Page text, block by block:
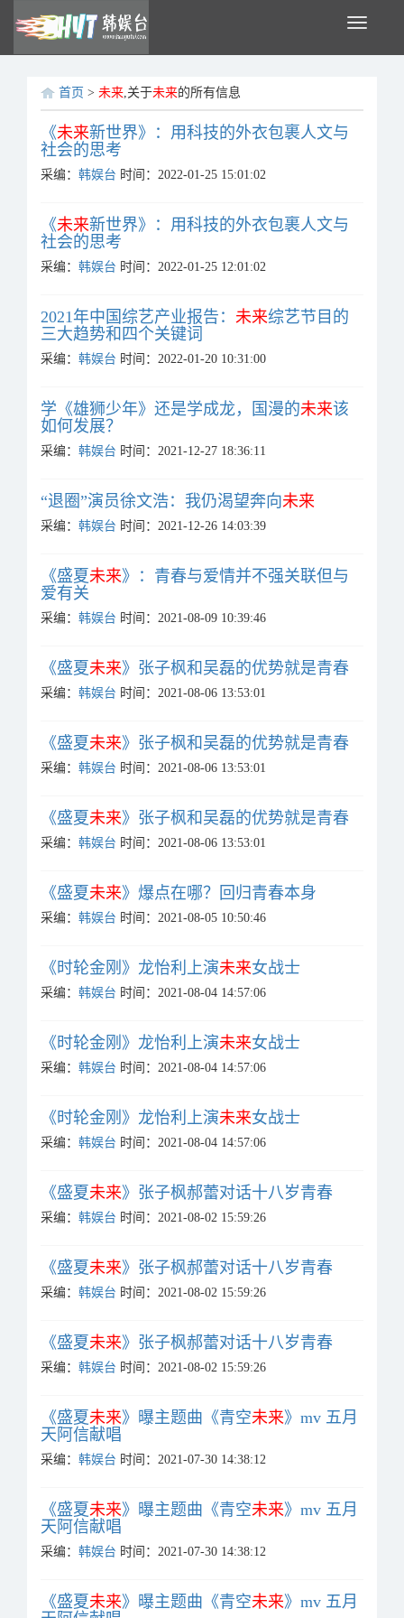
Toggle
首页 > 未来,关于未来的所有信息
《未来新世界》：用科技的外衣包裹人文与
社会的思考
采编： 韩娱台 时间：2022-01-25 15:01:02
《未来新世界》：用科技的外衣包裹人文与
社会的思考
采编： 韩娱台 时间：2022-01-25 12:01:02
2021年中国综艺产业报告： 未来综艺节目的
三大趋势和四个关键词
采编： 韩娱台 时间：2022-01-20 10:31:00
学《雄狮少年》还是学成龙，国漫的未来该
如何发展？
采编： 韩娱台 时间：2021-12-27 18:36:11
“退圈”演员徐文浩：我仍渴望奔向未来
采编： 韩娱台 时间：2021-12-26 14:03:39
《盛夏未来》：青春与爱情并不强关联但与
爱有关
采编： 韩娱台 时间：2021-08-09 10:39:46
《盛夏未来》张子枫和吴磊的优势就是青春
采编： 韩娱台 时间：2021-08-06 13:53:01
《盛夏未来》张子枫和吴磊的优势就是青春
采编： 韩娱台 时间：2021-08-06 13:53:01
《盛夏未来》张子枫和吴磊的优势就是青春
采编： 韩娱台 时间：2021-08-06 13:53:01
《盛夏未来》爆点在哪？回归青春本身
采编： 韩娱台 时间：2021-08-05 10:50:46
《时轮金刚》龙怡利上演未来女战士
采编： 韩娱台 时间：2021-08-04 14:57:06
《时轮金刚》龙怡利上演未来女战士
采编： 韩娱台 时间：2021-08-04 14:57:06
《时轮金刚》龙怡利上演未来女战士
采编： 韩娱台 时间：2021-08-04 14:57:06
《盛夏未来》张子枫郝蕾对话十八岁青春
采编： 韩娱台 时间：2021-08-02 15:59:26
《盛夏未来》张子枫郝蕾对话十八岁青春
采编： 韩娱台 时间：2021-08-02 15:59:26
《盛夏未来》张子枫郝蕾对话十八岁青春
采编： 韩娱台 时间：2021-08-02 15:59:26
《盛夏未来》曝主题曲《青空未来》mv 五月
天阿信献唱
采编： 韩娱台 时间：2021-07-30 14:38:12
《盛夏未来》曝主题曲《青空未来》mv 五月
天阿信献唱
采编： 韩娱台 时间：2021-07-30 14:38:12
《盛夏未来》曝主题曲《青空未来》mv 五月